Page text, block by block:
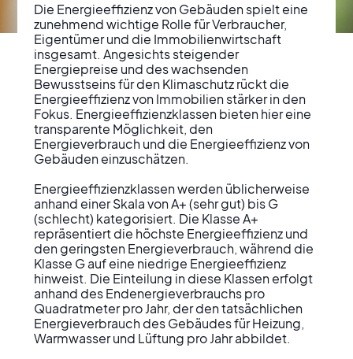
Verständlicher
Überblick der
A-G bei Immobilien
Die Energieeffizienz von Gebäuden spielt eine
zunehmend wichtige Rolle für Verbraucher,
Eigentümer und die Immobilienwirtschaft
insgesamt. Angesichts steigender
Energiepreise und des wachsenden
Bewusstseins für den Klimaschutz rückt die
Energieeffizienz von Immobilien stärker in den
Fokus. Energieeffizienzklassen bieten hier eine
transparente Möglichkeit, den
Energieverbrauch und die Energieeffizienz von
Gebäuden einzuschätzen.
Energieeffizienzklassen werden üblicherweise
anhand einer Skala von A+ (sehr gut) bis G
(schlecht) kategorisiert. Die Klasse A+
repräsentiert die höchste Energieeffizienz und
den geringsten Energieverbrauch, während die
Klasse G auf eine niedrige Energieeffizienz
hinweist. Die Einteilung in diese Klassen erfolgt
anhand des Endenergieverbrauchs pro
Quadratmeter pro Jahr, der den tatsächlichen
Energieverbrauch des Gebäudes für Heizung,
Warmwasser und Lüftung pro Jahr abbildet.